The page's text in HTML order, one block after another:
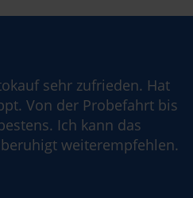
sehr zufrieden. Hat
Von der Probefahrt bis
Ich kann das
weiterempfehlen.